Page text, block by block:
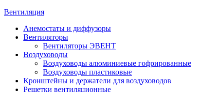
Вентиляция
Анемостаты и диффузоры
Вентиляторы
Вентиляторы ЭВЕНТ
Воздуховоды
Воздуховоды алюминиевые гофрированные
Воздуховоды пластиковые
Кронштейны и держатели для воздуховодов
Решетки вентиляционные